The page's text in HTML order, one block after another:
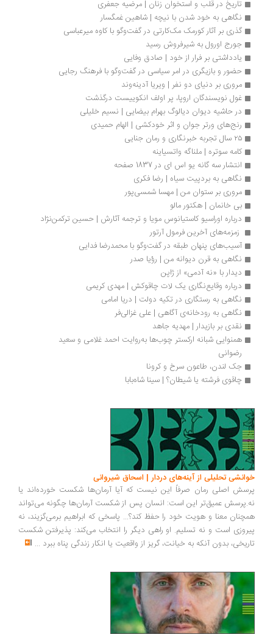
تاریخ در قلب و استخوان زنان | مرضیه جعفری
نگاهی به خود شدن با نیچه | شاهین غمگسار
گذری بر آثار کورمک مک‌کارتی در گفت‌وگو با کاوه میرعباسی
جورج اورول به شیرفروش رسید
یادداشتی بر فرار از خود | صادق وفایی
حضور و بازیگری در امر سیاسی در گفت‌وگو با فرهنگ رجایی
مروری بر دنیای دو نفر | ویریا آدینه‌وند
غول نویسندگان اروپا، پر اولف انکوییست درگذشت
در حاشیه دیوان دیالوگ بهرام بیضایی | نسیم خلیلی
رنج‌های ورتر جوان و اثر خودکشی | الهام حمیدی
کامه سوتره | ملناگه واتسیاینه
انتشار سه گانه یو اس ای در 1837 صفحه
نگاهی به بردپیت سیاه | رضا فکری
مروری بر ستوان من | مهسا شمسی‌پور
بی ­خانمان | هکتور مالو
درباره اوراسیو کاستیانوس مویا و ترجمه آثارش | حسین ترکمن‌نژاد
زمزمه‌های آخرین فرمول آرتور
آسیب‌های پنهان طبقه در گفت‌وگو با محمدرضا فدایی
نگاهی به قرن دیوانه من | رؤیا صدر
دیدار با «نه آدمی» از ژاپن
درباره وقایع‌نگاری یک لات چاقوکش | مهدی کریمی
نگاهی به رستگاری در تکیه دولت | دریا امامی
نگاهی به رودخانه‌ی آگاهی | علی غزالی‌فر
نقدی بر بازیدار | مهدیه جاهد
همنوایی شبانه ارکستر چوب‌ها به‌روایت احمد غلامی و سعید
رضوانی
جک لندن، طاعون سرخ و کرونا
چاقوی فرشته يا شيطان؟ | سينا شاه‌بابا
تحلیلی از آینه‌های دردار | اسحاق شیروانی
اصلی رمان صرفاً این نیست که آیا آرمان‌ها شکست خورده‌اند یا
عمیق‌تر این است: انسان پس از شکست آرمان‌ها چگونه می‌تواند
معنا و هویت خود را حفظ کند؟... پاسخی که ابراهیم برمی‌گزیند، نه
است و نه تسلیم. او راهی دیگر را انتخاب می‌کند: پذیرفتن شکست
بدون آنکه به خیانت، گریز از واقعیت یا انکار زندگی پناه ببرد...